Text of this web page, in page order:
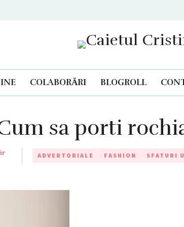
Caietul Cristinei
COLABORĂRI BLOGROLL
sa porti
ADVERTORIALE FASHION SFATURI